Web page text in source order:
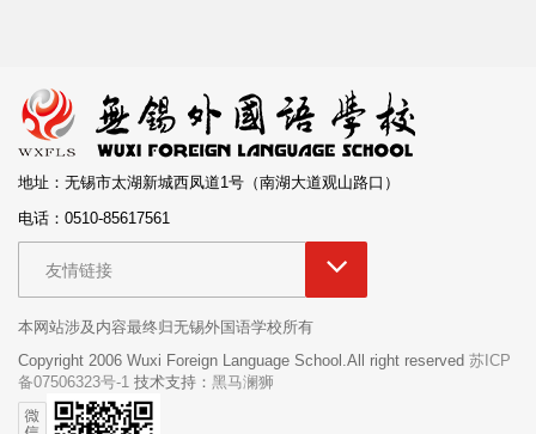
地址：无锡市太湖新城西凤道1号（南湖大道观山路口）
电话：0510-85617561
友情链接
本网站涉及内容最终归无锡外国语学校所有
Copyright 2006 Wuxi Foreign Language School.All right reserved 苏ICP
备07506323号-1 技术支持： 黑马澜狮